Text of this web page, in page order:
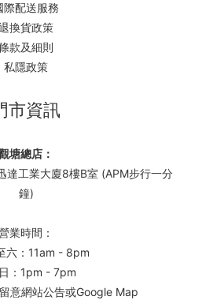
際配送服務
換貨政策
款及細則
私隱政策
市資訊
塘總店：
達工業大廈8樓B室 (APM步行一分
鐘)
業時間：
六：11am - 8pm
：1pm - 7pm
意網站公告或Google Map